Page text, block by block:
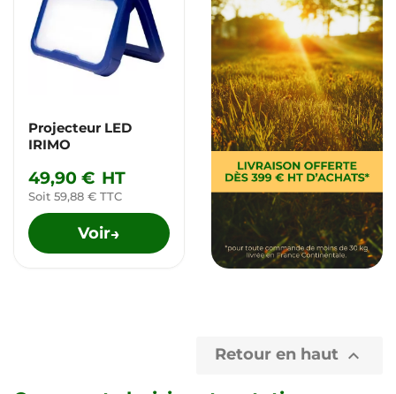
Projecteur LED
IRIMO
49,90 € HT
Soit 59,88 € TTC
Voir→
Retour en haut 